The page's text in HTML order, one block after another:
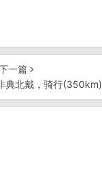
一篇
典北戴，骑行(350km)